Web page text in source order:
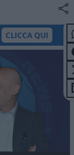
CLICCA QUI